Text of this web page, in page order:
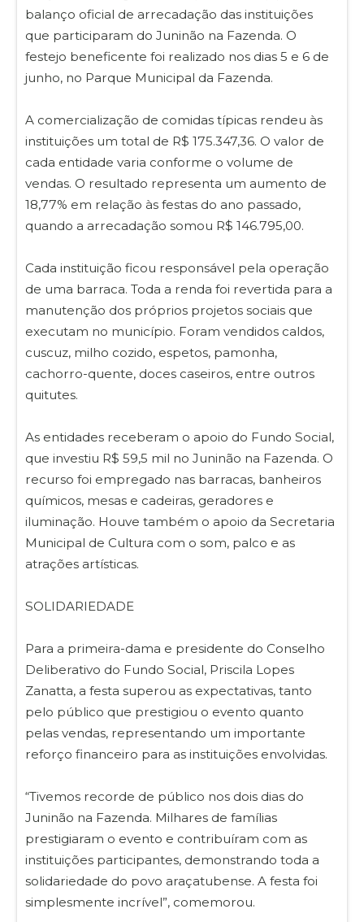
balanço oficial de arrecadação das instituições
que participaram do Juninão na Fazenda. O
festejo beneficente foi realizado nos dias 5 e 6 de
junho, no Parque Municipal da Fazenda.
A comercialização de comidas típicas rendeu às
instituições um total de R$ 175.347,36. O valor de
cada entidade varia conforme o volume de
vendas. O resultado representa um aumento de
18,77% em relação às festas do ano passado,
quando a arrecadação somou R$ 146.795,00.
Cada instituição ficou responsável pela operação
de uma barraca. Toda a renda foi revertida para a
manutenção dos próprios projetos sociais que
executam no município. Foram vendidos caldos,
cuscuz, milho cozido, espetos, pamonha,
cachorro-quente, doces caseiros, entre outros
quitutes.
As entidades receberam o apoio do Fundo Social,
que investiu R$ 59,5 mil no Juninão na Fazenda. O
recurso foi empregado nas barracas, banheiros
químicos, mesas e cadeiras, geradores e
iluminação. Houve também o apoio da Secretaria
Municipal de Cultura com o som, palco e as
atrações artísticas.
SOLIDARIEDADE
Para a primeira-dama e presidente do Conselho
Deliberativo do Fundo Social, Priscila Lopes
Zanatta, a festa superou as expectativas, tanto
pelo público que prestigiou o evento quanto
pelas vendas, representando um importante
reforço financeiro para as instituições envolvidas.
“Tivemos recorde de público nos dois dias do
Juninão na Fazenda. Milhares de famílias
prestigiaram o evento e contribuíram com as
instituições participantes, demonstrando toda a
solidariedade do povo araçatubense. A festa foi
simplesmente incrível”, comemorou.